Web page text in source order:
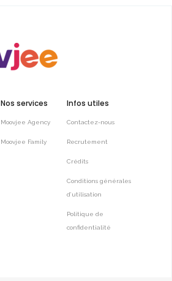
Nos services
Moovjee Agency
Moovjee Family
Infos utiles
Contactez-nous
Recrutement
Crédits
Conditions générales
d’utilisation
Politique de
confidentialité